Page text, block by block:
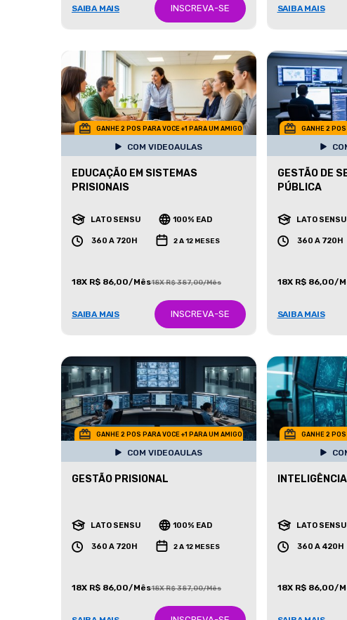
SAIBA MAIS INSCREVA-SE SAIBA MAIS
GANHE 2 POS PARA VOCE +1 PARA UM AMIGO
COM VIDEOAULAS
EDUCAÇÃO EM SISTEMAS
PRISIONAIS
LATO SENSU 100% EAD
360 A 720H 2 A 12 MESES
18X R$ 86,00/Mês18X R$ 387,00/Mês
SAIBA MAIS INSCREVA-SE
GANHE 2 POS
GESTÃO DE
PÚBLICA
LATO SENSU
360 A 720H
18X R$ 86,00/
SAIBA MAIS
GANHE 2 POS PARA VOCE +1 PARA UM AMIGO
COM VIDEOAULAS
GESTÃO PRISIONAL
LATO SENSU 100% EAD
360 A 720H 2 A 12 MESES
18X R$ 86,00/Mês18X R$ 387,00/Mês
GANHE 2 POS
INTELIGÊNCIA
LATO SENSU
360 A 420H
18X R$ 86,00/